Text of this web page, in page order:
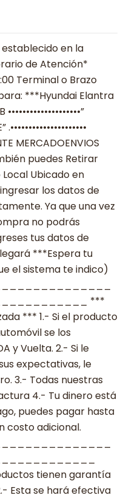
establecido en la
de Atención*
Terminal o Brazo
***Hyundai Elantra
MERCADOENVIOS
puedes Retirar
Ubicado en
los datos de
Ya que una vez
no podrás
tus datos de
***Espera tu
el sistema te indico)
***
*** 1.- Si el producto
se los
y Vuelta. 2.- Si le
expectativas, le
3.- Todas nuestras
4.- Tu dinero está
puedes pagar hasta
costo adicional.
tienen garantía
Esta se hará efectiva